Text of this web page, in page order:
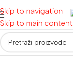
Skip to navigation
Skip to main content
Početna/ Bazeni/